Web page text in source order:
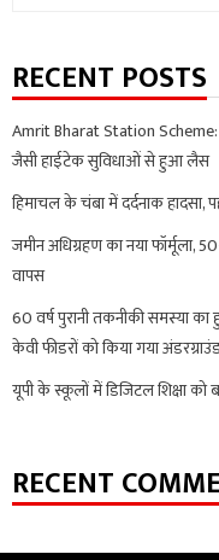
RECENT POSTS
Amrit Bharat Station Scheme:
जैसी हाईटेक सुविधाओं से हुआ लैस
हिमाचल के चंबा में दर्दनाक
जमीन अधिग्रहण का नया फॉर्मूला,
वापस
60 वर्ष पुरानी तकनीकी समस्या
केवी फीडरों को किया गया
यूपी के स्कूलों में डिजिटल शिक्षा को
RECENT